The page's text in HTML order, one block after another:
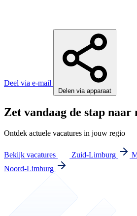
Deel via e-mail
Delen via apparaat
Zet vandaag de stap naar
Ontdek actuele vacatures in jouw regio
Bekijk vacatures Zuid-Limburg
Noord-Limburg